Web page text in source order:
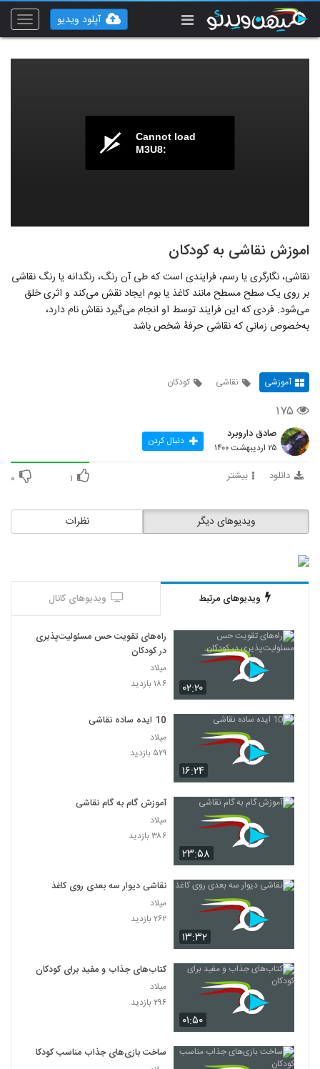
Toggle
آپلود ویدیو
Cannot load
M3U8:
اموزش نقاشی به کودکان
نقاشی، نگارگری یا رسم، فرایندی است که طی آن رنگ، رنگدانه یا رنگ نقاشی
بر روی یک سطح مسطح مانند کاغذ یا بوم ایجاد نقش می‌کند و اثری خلق
می‌شود. فردی که این فرایند توسط او انجام می‌گیرد نقاش نام دارد،
به‌خصوص زمانی که نقاشی حرفهٔ شخص باشد
آموزشی نقاشی کودکان
۱۷۵
صادق داروبرد
۲۵ اردیبهشت ۱۴۰۰ دنبال کردن
دانلود بیشتر ۱ ۰
نظرات ویدیوهای دیگر
ویدیوهای مرتبط ویدیوهای کانال
۰۲:۲۰
راه‌های تقویت حس مسئولیت‌پذیری
در کودکان
میلاد
۱۸۶ بازدید
۱۶:۲۴
10 ایده ساده نقاشی
میلاد
۵۲۹ بازدید
۲۳:۵۸
آموزش گام به گام نقاشی
میلاد
۳۸۶ بازدید
۱۳:۳۲
نقاشی دیوار سه بعدی روی کاغذ
میلاد
۲۶۲ بازدید
۰۱:۵۰
کتاب‌های جذاب و مفید برای کودکان
میلاد
۲۹۶ بازدید
ساخت بازی‌های جذاب مناسب کودکان